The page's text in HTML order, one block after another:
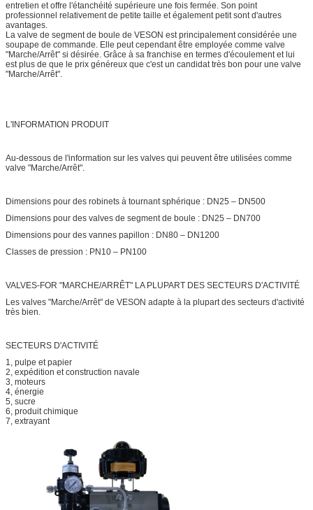
entretien et offre l'étanchéité supérieure une fois fermée. Son point
professionnel relativement de petite taille et également petit sont d'autres
avantages.
La valve de segment de boule de VESON est principalement considérée une
soupape de commande. Elle peut cependant être employée comme valve
"Marche/Arrêt" si désirée. Grâce à sa franchise en termes d'écoulement et lui
est plus de que le prix généreux que c'est un candidat très bon pour une valve
"Marche/Arrêt".
L'INFORMATION PRODUIT
Au-dessous de l'information sur les valves qui peuvent être utilisées comme
valve "Marche/Arrêt".
Dimensions pour des robinets à tournant sphérique : DN25 – DN500
Dimensions pour des valves de segment de boule : DN25 – DN700
Dimensions pour des vannes papillon : DN80 – DN1200
Classes de pression : PN10 – PN100
VALVES-FOR "MARCHE/ARRÊT" LA PLUPART DES SECTEURS D'ACTIVITÉ
Les valves "Marche/Arrêt" de VESON adapte à la plupart des secteurs d'activité
très bien.
SECTEURS D'ACTIVITÉ
1, pulpe et papier
2, expédition et construction navale
3, moteurs
4, énergie
5, sucre
6, produit chimique
7, extrayant